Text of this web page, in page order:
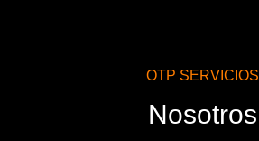
OTP SERVICIOS
Nosotros